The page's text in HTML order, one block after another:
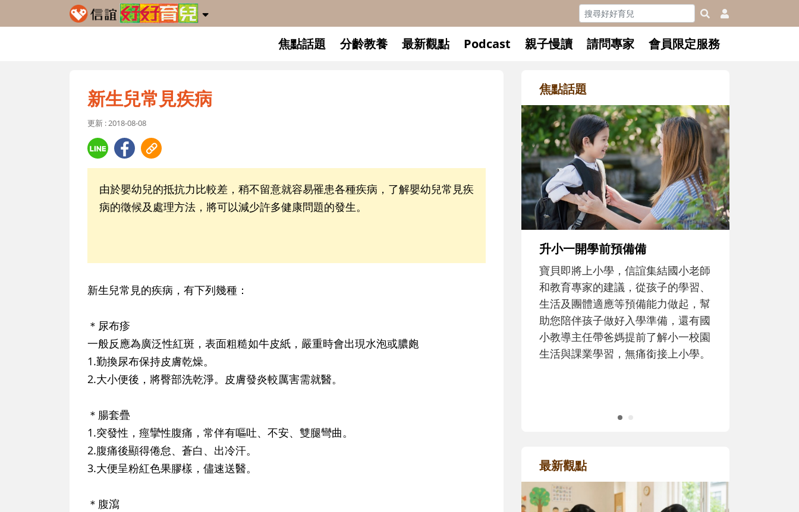
焦點話題 分齡教養 最新觀點 Podcast 親子慢讀 請問專家 會員限定服務
新生兒常見疾病
更新 : 2018-08-08
由於嬰幼兒的抵抗力比較差，稍不留意就容易罹患各種疾病，了解嬰幼兒常見疾
病的徵候及處理方法，將可以減少許多健康問題的發生。
新生兒常見的疾病，有下列幾種：
＊尿布疹
一般反應為廣泛性紅斑，表面粗糙如牛皮紙，嚴重時會出現水泡或膿皰
1.勤換尿布保持皮膚乾燥。
2.大小便後，將臀部洗乾淨。皮膚發炎較厲害需就醫。
＊腸套疊
1.突發性，痙攣性腹痛，常伴有嘔吐、不安、雙腿彎曲。
2.腹痛後顯得倦怠、蒼白、出冷汗。
3.大便呈粉紅色果膠樣，儘速送醫。
＊腹瀉
焦點話題
寶貝即將上小學，信誼集結國小老師
和教育專家的建議，從孩子的學習、
生活及團體適應等預備能力做起，幫
助您陪伴孩子做好入學準備，還有國
小教導主任帶爸媽提前了解小一校園
生活與課業學習，無痛銜接上小學。
和孩子一起長大的那個男人│讀
懂父親的不同模樣
沒有人天生就擅長當爸爸！男人總是
在一次次「前所未有」的體驗中，跟
著孩子一起長大。從給予安全感的肢
體遊戲，到獨立自主、角色認同及解
決問題的能力養成。爸爸正嘗試用不
同的模樣，參與孩子每個重要的成長
歷程。
最新觀點